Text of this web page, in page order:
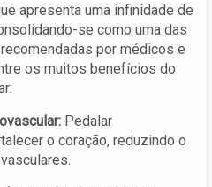
apresenta uma infinidade de
se como uma das
por médicos e
os muitos benefícios do
Pedalar
o coração, reduzindo o